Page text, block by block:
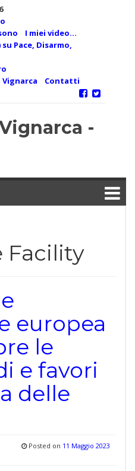
I miei video…
Pace, Disarmo,
Vignarca
Contatti
-
Facility
europea
le
e favori
delle
Posted on 11 Maggio 2023